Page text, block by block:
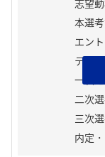
志望
本選
エン
テスト
一次
二次
三次
内定